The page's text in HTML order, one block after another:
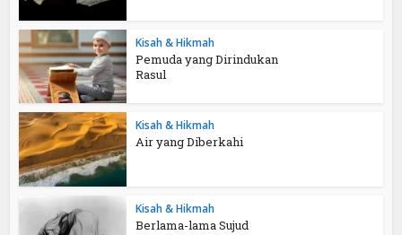
Kisah & Hikmah
Pemuda yang Dirindukan
Rasul
Kisah & Hikmah
Air yang Diberkahi
Kisah & Hikmah
Berlama-lama Sujud